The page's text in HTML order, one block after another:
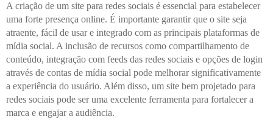
A criação de um site para redes sociais é essencial para estabelecer
uma forte presença online. É importante garantir que o site seja
atraente, fácil de usar e integrado com as principais plataformas de
mídia social. A inclusão de recursos como compartilhamento de
conteúdo, integração com feeds das redes sociais e opções de login
através de contas de mídia social pode melhorar significativamente
a experiência do usuário. Além disso, um site bem projetado para
redes sociais pode ser uma excelente ferramenta para fortalecer a
marca e engajar a audiência.